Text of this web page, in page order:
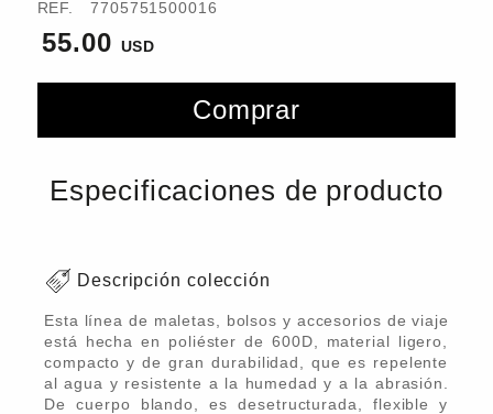
REF. 7705751500016
55.00
Comprar
Especificaciones de producto
Descripción colección
Esta línea de maletas, bolsos y accesorios de viaje
está hecha en poliéster de 600D, material ligero,
compacto y de gran durabilidad, que es repelente
al agua y resistente a la humedad y a la abrasión.
De cuerpo blando, es desetructurada, flexible y